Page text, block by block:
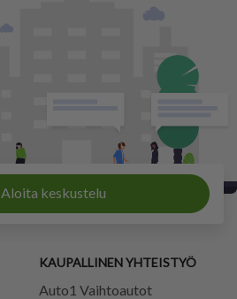
Aloita keskustelu
KAUPALLINEN YHTEISTYÖ
Auto1 Vaihtoautot